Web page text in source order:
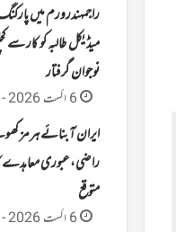
راجمہندرورم میں
میڈیکل طالبہ کو کار سے
نوجوان گرفتار
6 اگست 2026 - 13:11
ایران آبنائے ہرمز
راضی،عبوری معاہدے
متوقع
6 اگست 2026 - 12:24